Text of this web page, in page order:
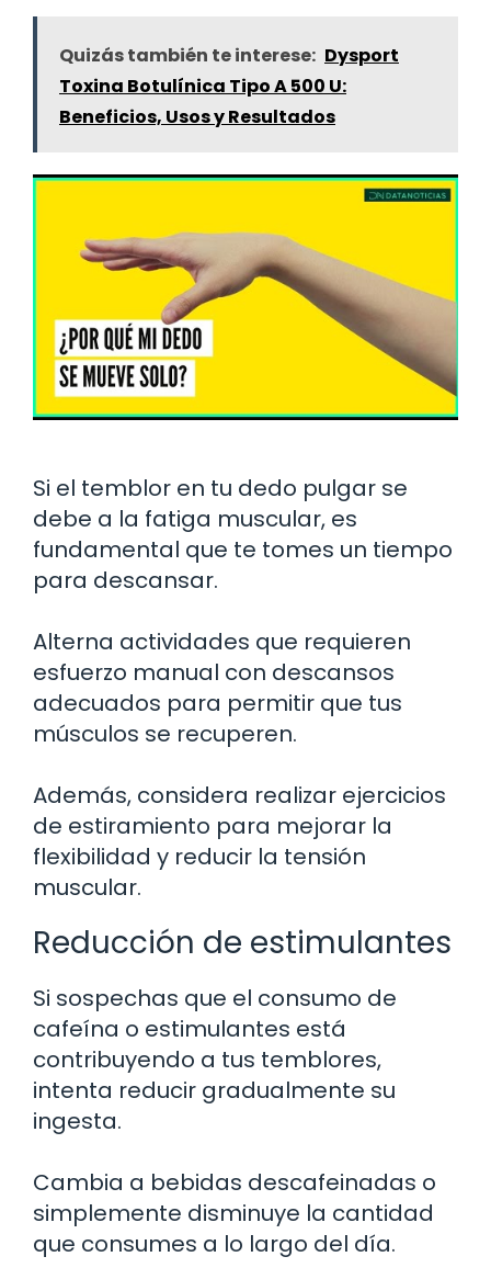
Quizás también te interese: Dysport
Toxina Botulínica Tipo A 500 U:
Beneficios, Usos y Resultados
Si el temblor en tu dedo pulgar se
debe a la fatiga muscular, es
fundamental que te tomes un tiempo
para descansar.
Alterna actividades que requieren
esfuerzo manual con descansos
adecuados para permitir que tus
músculos se recuperen.
Además, considera realizar ejercicios
de estiramiento para mejorar la
flexibilidad y reducir la tensión
muscular.
Reducción de estimulantes
Si sospechas que el consumo de
cafeína o estimulantes está
contribuyendo a tus temblores,
intenta reducir gradualmente su
ingesta.
Cambia a bebidas descafeinadas o
simplemente disminuye la cantidad
que consumes a lo largo del día.